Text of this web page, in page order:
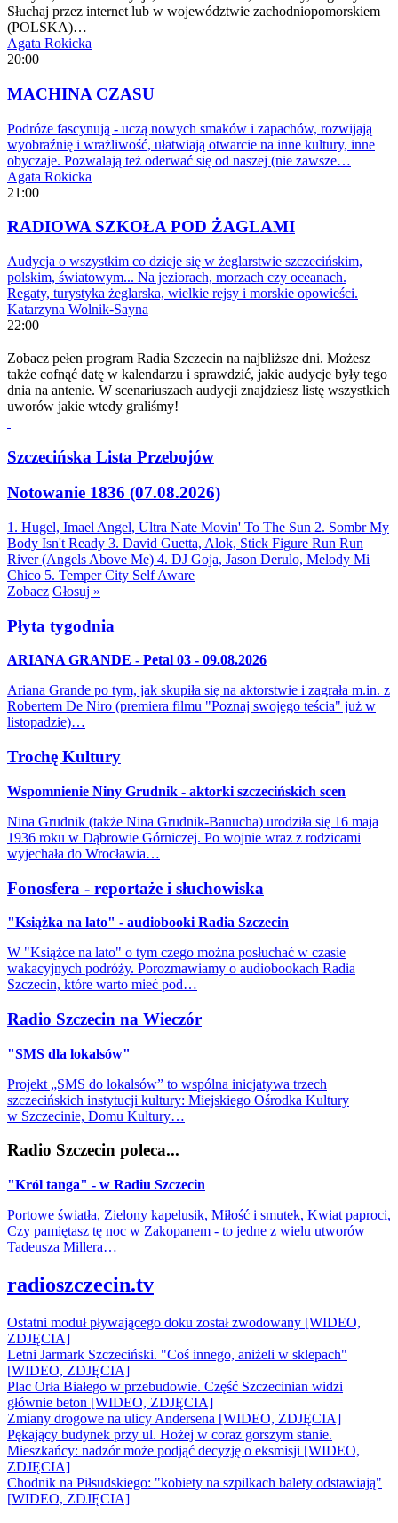
Słuchaj przez internet lub w województwie zachodniopomorskiem
(POLSKA)…
Agata Rokicka
20:00
MACHINA CZASU
Podróże fascynują - uczą nowych smaków i zapachów, rozwijają
wyobraźnię i wrażliwość, ułatwiają otwarcie na inne kultury, inne
obyczaje. Pozwalają też oderwać się od naszej (nie zawsze…
Agata Rokicka
21:00
RADIOWA SZKOŁA POD ŻAGLAMI
Audycja o wszystkim co dzieje się w żeglarstwie szczecińskim,
polskim, światowym... Na jeziorach, morzach czy oceanach.
Regaty, turystyka żeglarska, wielkie rejsy i morskie opowieści.
Katarzyna Wolnik-Sayna
22:00
Zobacz pełen program Radia Szczecin na najbliższe dni. Możesz
także cofnąć datę w kalendarzu i sprawdzić, jakie audycje były tego
dnia na antenie. W scenariuszach audycji znajdziesz listę wszystkich
uworów jakie wtedy graliśmy!
Szczecińska Lista Przebojów
Notowanie 1836 (07.08.2026)
1. Hugel, Imael Angel, Ultra Nate Movin' To The Sun 2. Sombr My
Body Isn't Ready 3. David Guetta, Alok, Stick Figure Run Run
River (Angels Above Me) 4. DJ Goja, Jason Derulo, Melody Mi
Chico 5. Temper City Self Aware
Zobacz Głosuj »
Płyta tygodnia
ARIANA GRANDE - Petal 03 - 09.08.2026
Ariana Grande po tym, jak skupiła się na aktorstwie i zagrała m.in. z
Robertem De Niro (premiera filmu "Poznaj swojego teścia" już w
listopadzie)…
Trochę Kultury
Wspomnienie Niny Grudnik - aktorki szczecińskich scen
Nina Grudnik (także Nina Grudnik-Banucha) urodziła się 16 maja
1936 roku w Dąbrowie Górniczej. Po wojnie wraz z rodzicami
wyjechała do Wrocławia…
Fonosfera - reportaże i słuchowiska
"Książka na lato" - audiobooki Radia Szczecin
W "Książce na lato" o tym czego można posłuchać w czasie
wakacyjnych podróży. Porozmawiamy o audiobookach Radia
Szczecin, które warto mieć pod…
Radio Szczecin na Wieczór
"SMS dla lokalsów"
Projekt „SMS do lokalsów” to wspólna inicjatywa trzech
szczecińskich instytucji kultury: Miejskiego Ośrodka Kultury
w Szczecinie, Domu Kultury…
Radio Szczecin poleca...
"Król tanga" - w Radiu Szczecin
Portowe światła, Zielony kapelusik, Miłość i smutek, Kwiat paproci,
Czy pamiętasz tę noc w Zakopanem - to jedne z wielu utworów
Tadeusza Millera…
radioszczecin.tv
Ostatni moduł pływającego doku został zwodowany [WIDEO,
ZDJĘCIA]
Letni Jarmark Szczeciński. "Coś innego, aniżeli w sklepach"
[WIDEO, ZDJĘCIA]
Plac Orła Białego w przebudowie. Część Szczecinian widzi
głównie beton [WIDEO, ZDJĘCIA]
Zmiany drogowe na ulicy Andersena [WIDEO, ZDJĘCIA]
Pękający budynek przy ul. Hożej w coraz gorszym stanie.
Mieszkańcy: nadzór może podjąć decyzję o eksmisji [WIDEO,
ZDJĘCIA]
Chodnik na Piłsudskiego: "kobiety na szpilkach balety odstawiają"
[WIDEO, ZDJĘCIA]